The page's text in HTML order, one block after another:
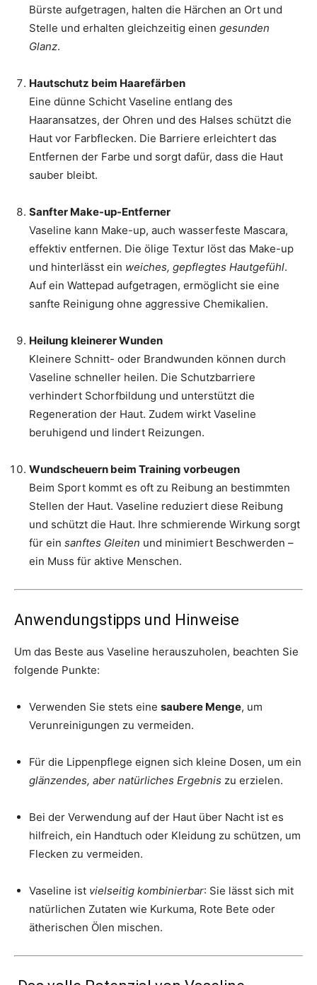
Bürste aufgetragen, halten die Härchen an Ort und
Stelle und erhalten gleichzeitig einen gesunden
Glanz.
Hautschutz beim Haarefärben
Eine dünne Schicht Vaseline entlang des
Haaransatzes, der Ohren und des Halses schützt die
Haut vor Farbflecken. Die Barriere erleichtert das
Entfernen der Farbe und sorgt dafür, dass die Haut
sauber bleibt.
Sanfter Make-up-Entferner
Vaseline kann Make-up, auch wasserfeste Mascara,
effektiv entfernen. Die ölige Textur löst das Make-up
und hinterlässt ein weiches, gepflegtes Hautgefühl.
Auf ein Wattepad aufgetragen, ermöglicht sie eine
sanfte Reinigung ohne aggressive Chemikalien.
Heilung kleinerer Wunden
Kleinere Schnitt- oder Brandwunden können durch
Vaseline schneller heilen. Die Schutzbarriere
verhindert Schorfbildung und unterstützt die
Regeneration der Haut. Zudem wirkt Vaseline
beruhigend und lindert Reizungen.
Wundscheuern beim Training vorbeugen
Beim Sport kommt es oft zu Reibung an bestimmten
Stellen der Haut. Vaseline reduziert diese Reibung
und schützt die Haut. Ihre schmierende Wirkung sorgt
für ein sanftes Gleiten und minimiert Beschwerden –
ein Muss für aktive Menschen.
Anwendungstipps und Hinweise
Um das Beste aus Vaseline herauszuholen, beachten Sie
folgende Punkte:
Verwenden Sie stets eine saubere Menge, um
Verunreinigungen zu vermeiden.
Für die Lippenpflege eignen sich kleine Dosen, um ein
glänzendes, aber natürliches Ergebnis zu erzielen.
Bei der Verwendung auf der Haut über Nacht ist es
hilfreich, ein Handtuch oder Kleidung zu schützen, um
Flecken zu vermeiden.
Vaseline ist vielseitig kombinierbar: Sie lässt sich mit
natürlichen Zutaten wie Kurkuma, Rote Bete oder
ätherischen Ölen mischen.